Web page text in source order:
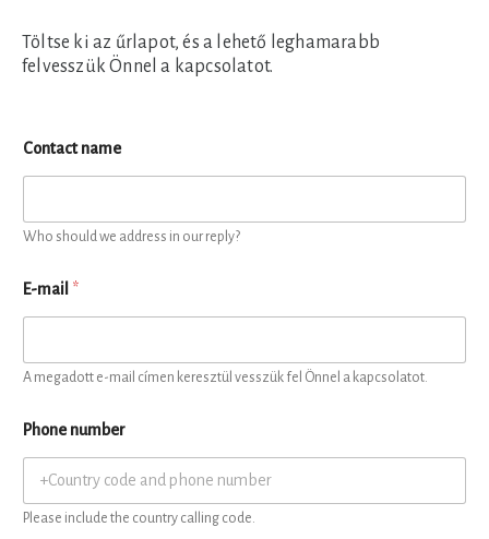
Töltse ki az űrlapot, és a lehető leghamarabb
felvesszük Önnel a kapcsolatot.
Contact name
Who should we address in our reply?
E-mail *
A megadott e-mail címen keresztül vesszük fel Önnel a kapcsolatot.
Phone number
Please include the country calling code.